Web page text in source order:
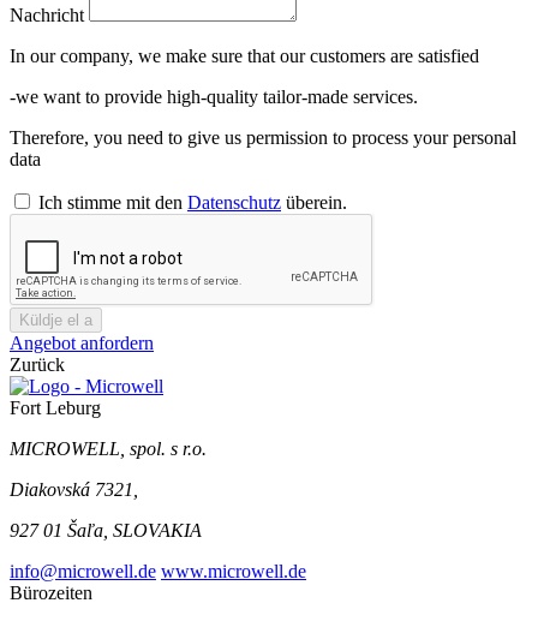
Nachricht
In our company, we make sure that our customers are satisfied
-we want to provide high-quality tailor-made services.
Therefore, you need to give us permission to process your personal
data
Ich stimme mit den Datenschutz überein.
Küldje el a
Angebot anfordern
Zurück
Fort Leburg
MICROWELL, spol. s r.o.
Diakovská 7321,
927 01 Šaľa, SLOVAKIA
info@microwell.de www.microwell.de
Bürozeiten